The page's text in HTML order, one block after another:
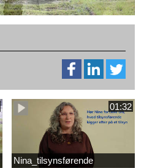
01:32
Nina_tilsynsførende